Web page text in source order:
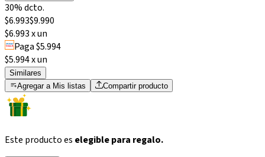
30% dcto.
$6.993$9.990
$6.993 x un
Paga $5.994
$5.994 x un
Similares
Agregar a Mis listas
Compartir producto
Este producto es elegible para regalo.